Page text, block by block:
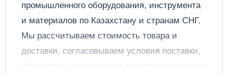
промышленного оборудования, инструмента
и материалов по Казахстану и странам СНГ.
Мы рассчитываем стоимость товара и
доставки, согласовываем условия поставки,